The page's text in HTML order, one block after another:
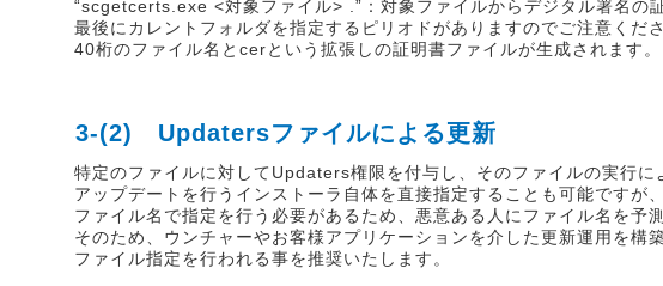
“scgetcerts.exe <対象ファイル> .”：対象ファイルからデジタル署名の
最後にカレントフォルダを指定するピリオドがありますのでご注意くださ
40桁のファイル名とcerという拡張しの証明書ファイルが生成されます。
3-(2) Updatersファイルによる更新
特定のファイルに対してUpdaters権限を付与し、そのファイルの実行に
アップデートを行うインストーラ自体を直接指定することも可能です
ファイル名で指定を行う必要があるため、悪意ある人にファイル名を予
そのため、ウンチャーやお客様アプリケーションを介した更新運用を構
ファイル指定を行われる事を推奨いたします。